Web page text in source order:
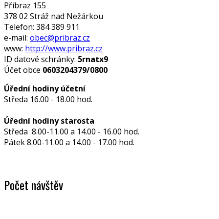
Příbraz 155
378 02 Stráž nad Nežárkou
Telefon: 384 389 911
e-mail: obec@pribraz.cz
www: http://www.pribraz.cz
ID datové schránky: 5rnatx9
Účet obce 0603204379/0800
Úřední hodiny účetní
Středa 16.00 - 18.00 hod.
Úřední hodiny starosta
Středa 8.00-11.00 a 14.00 - 16.00 hod.
Pátek 8.00-11.00 a 14.00 - 17.00 hod.
Počet návštěv